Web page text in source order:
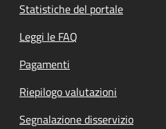
Statistiche del portale
Leggi le FAQ
Pagamenti
Riepilogo valutazioni
Segnalazione disservizio